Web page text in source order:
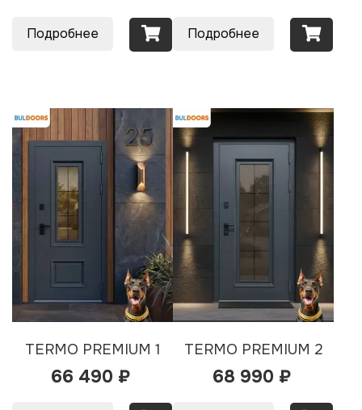
Подробнее Подробнее
TERMO PREMIUM 1
66 490 ₽
TERMO PREMIUM 2
68 990 ₽